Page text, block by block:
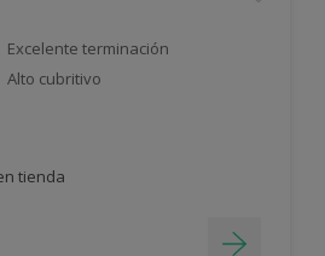
Excelente terminación
Alto cubritivo
tienda